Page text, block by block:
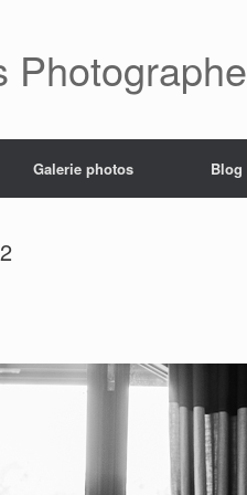
Photographe
Galerie photos Blog